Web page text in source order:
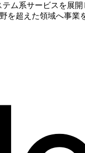
ム系サービスを展
超えた領域へ事業